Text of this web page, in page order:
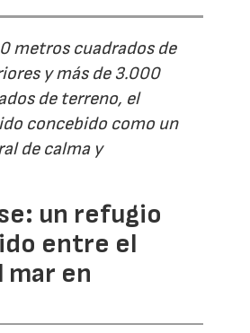
metros cuadrados de
y más de 3.000
de terreno, el
concebido como un
de calma y
un refugio
entre el
mar en